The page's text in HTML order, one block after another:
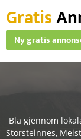
Gratis
Ny gratis
Bla gjennom
Storsteinnes,